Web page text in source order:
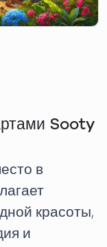
Sooty
в
красоты,
и